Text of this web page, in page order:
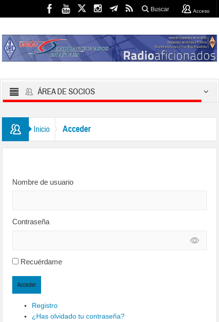
Buscar Acceso
ÁREA DE SOCIOS
Inicio Acceder
Nombre de usuario
Contraseña
Recuérdame
Acceder
Registro
¿Has olvidado tu contraseña?